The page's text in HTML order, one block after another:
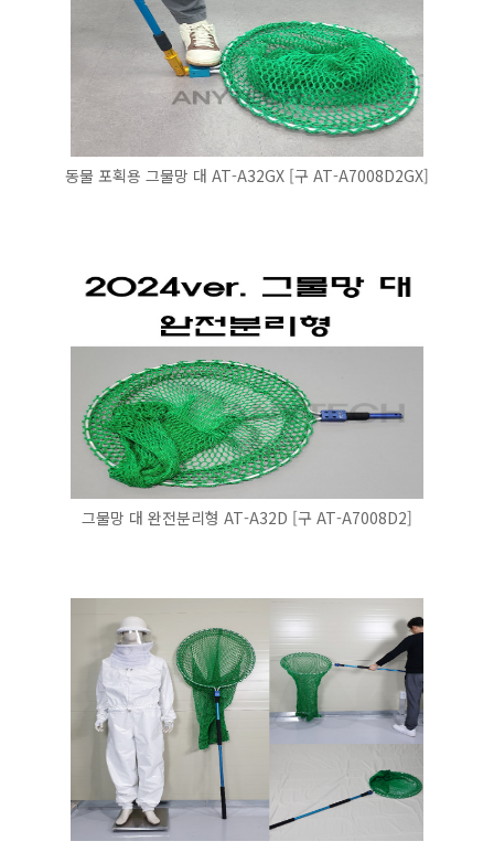
동물 포획용 그물망 대 AT-A32GX [구 AT-A7008D2GX]
그물망 대 완전분리형 AT-A32D [구 AT-A7008D2]